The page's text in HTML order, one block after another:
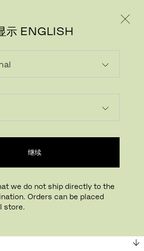
示 ENGLISH
继续
we do not ship directly to the
Orders can be placed
store.
website for International. From here we do not offer
can be placed with your local store.